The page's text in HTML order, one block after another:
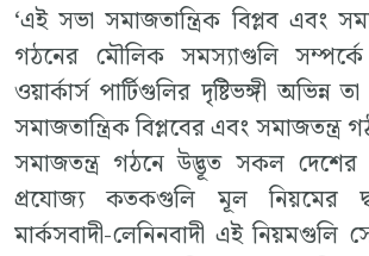
‘এই সভা সমাজতান্ত্রিক বিপ্লব এবং
গঠনের মৌলিক সমস্যাগুলি সম্পর্কে
ওয়ার্কার্স পার্টিগুলির দৃষ্টিভঙ্গী অভিন্ন
সমাজতান্ত্রিক বিপ্লবের এবং সমাজতন্ত্র
সমাজতন্ত্র গঠনে উদ্ভূত সকল দেশের
প্রযোজ্য কতকগুলি মূল নিয়মের
মার্কসবাদী-লেনিনবাদী এই নিয়মগুলি